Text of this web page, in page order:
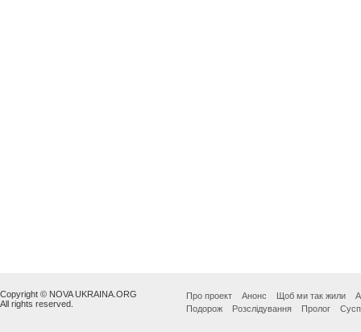
Copyright © NOVA UKRAINA.ORG
All rights reserved.
Про проект Анонс Щоб ми так жили
Подорож
Розслідування Пролог